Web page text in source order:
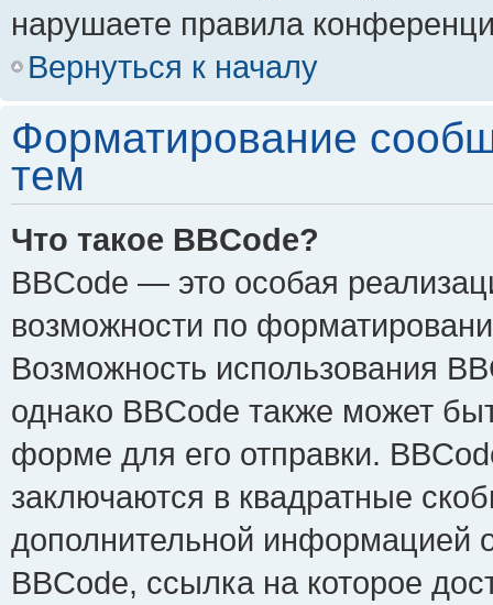
нарушаете правила
Вернуться к началу
Форматирование
тем
Что такое BBCode?
BBCode — это особая
возможности по
Возможность использования
однако BBCode также может
форме для его отправки.
заключаются в квадратные
дополнительной информацией
BBCode, ссылка на которое